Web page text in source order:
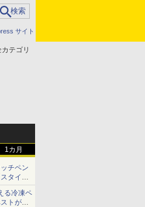
サイト
カテゴリ
1カ月
チペン
タイラ
持ち替
る冷凍ペ
トがロ